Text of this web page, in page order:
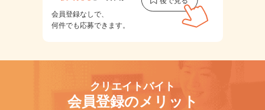
会員登録なしで、
何件でも応募できます。
クリエイトバイト
会員登録のメリット